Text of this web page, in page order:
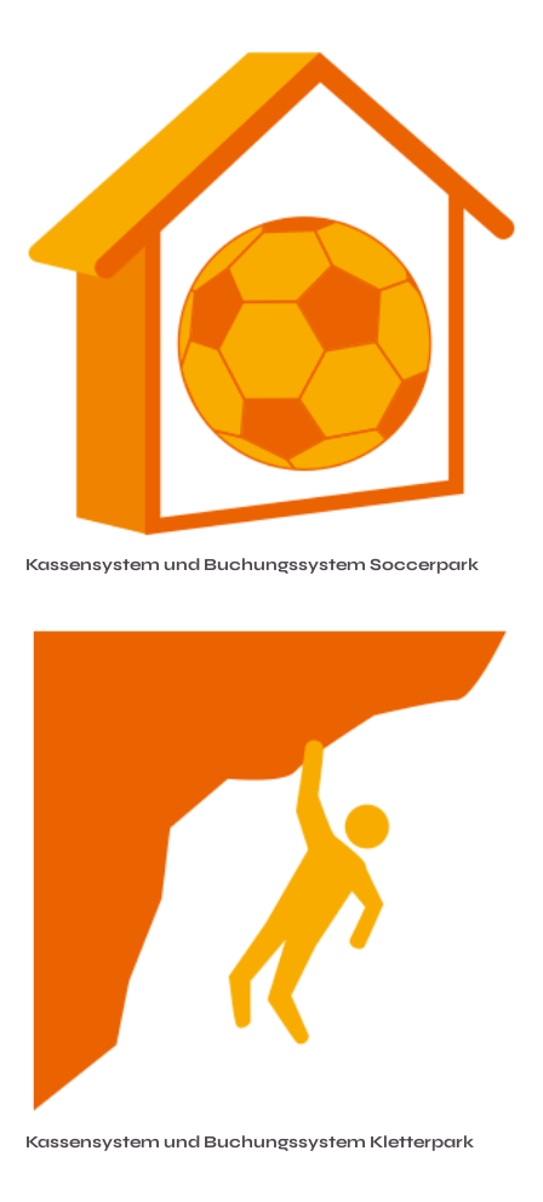
Kassensystem und Buchungssystem Soccerpark
Kassensystem und Buchungssystem Kletterpark